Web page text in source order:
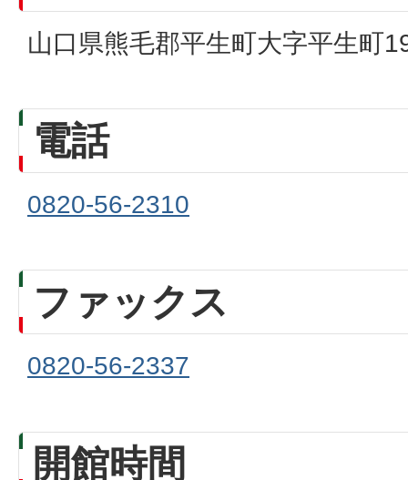
山口県熊毛郡平生町大字平生町
電話
0820-56-2310
ファックス
0820-56-2337
開館時間